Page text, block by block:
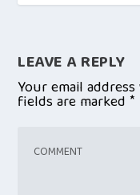
LEAVE A REPLY
Your email
fields are marked*